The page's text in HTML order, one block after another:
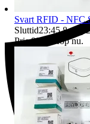
Svart RFID - NFC
Sluttid23:45 8 aug
Pris:88 kr Köp nu.